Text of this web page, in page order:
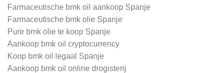
Farmaceutische bmk oil aankoop Spanje
Farmaceutische bmk olie Spanje
Pure bmk olie te koop Spanje
Aankoop bmk oil cryptocurrency
Koop bmk oil legaal Spanje
Aankoop bmk oil online drogisterij